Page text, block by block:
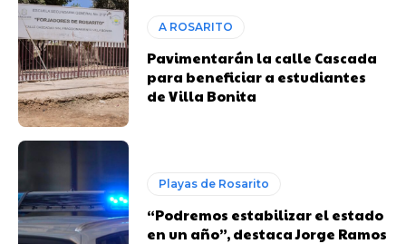
A ROSARITO
Pavimentarán la calle Cascada
para beneficiar a estudiantes
de Villa Bonita
Playas de Rosarito
“Podremos estabilizar el estado
en un año”, destaca Jorge Ramos